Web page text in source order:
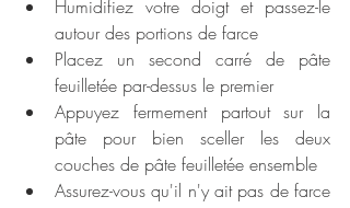
Humidifiez votre doigt et passez-le
autour des portions de farce
Placez un second carré de pâte
feuilletée par-dessus le premier
Appuyez fermement partout sur la
pâte pour bien sceller les deux
couches de pâte feuilletée ensemble
Assurez-vous qu'il n'y ait pas de farce